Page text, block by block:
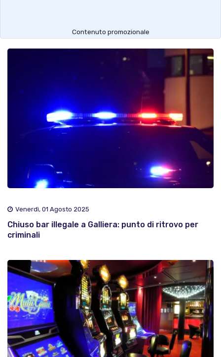
Contenuto promozionale
Venerdì, 01 Agosto 2025
Chiuso bar illegale a Galliera: punto di ritrovo per
criminali